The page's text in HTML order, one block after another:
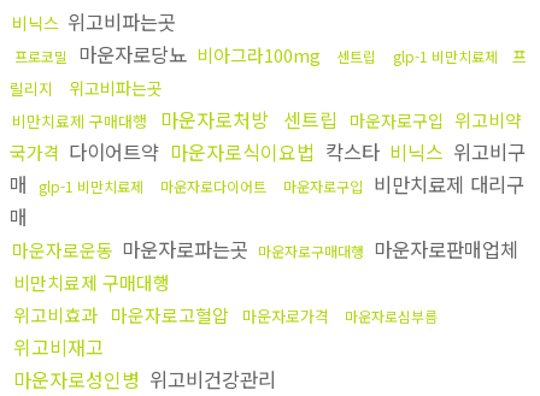
비닉스 위고비파는곳
프로코밀 마운자로당뇨 비아그라100mg 센트립 glp-1 비만치료제
프
릴리지
위고비파는곳
비만치료제 구매대행 마운자로처방 센트립 마운자로구입 위고비약
국가격 다이어트약 마운자로식이요법 칵스타 비닉스 위고비구
매
glp-1 비만치료제 마운자로다이어트 마운자로구입
비만치료제 대리구
매
마운자로운동 마운자로파는곳 마운자로구매대행 마운자로판매업체
비만치료제 구매대행
위고비효과 마운자로고혈압 마운자로가격 마운자로심부름
위고비재고
마운자로성인병 위고비건강관리